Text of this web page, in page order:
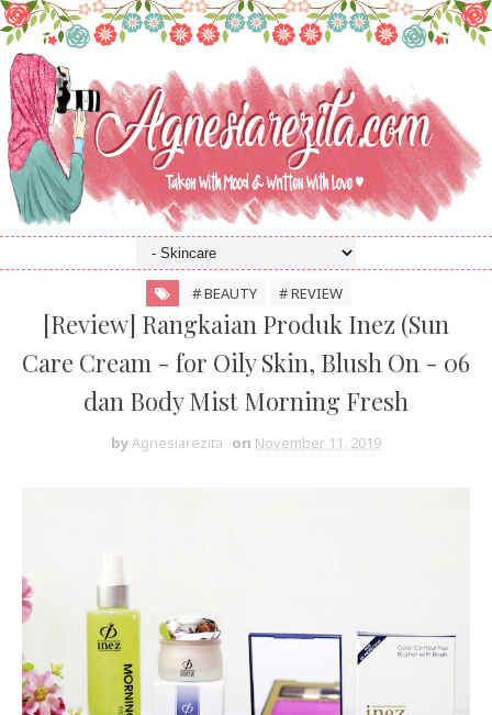
# BEAUTY # REVIEW
[Review] Rangkaian Produk Inez (Sun
Care Cream - for Oily Skin, Blush On - 06
dan Body Mist Morning Fresh
byAgnesiarezita on November 11, 2019